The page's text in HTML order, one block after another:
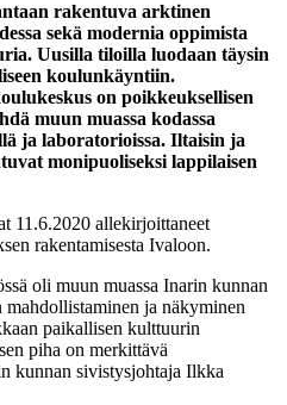
rakentuva arktinen
sekä modernia oppimista
Uusilla tiloilla luodaan täysin
koulunkäyntiin.
on poikkeuksellisen
muun muassa kodassa
ja laboratorioissa. Iltaisin ja
monipuoliseksi lappilaisen
11.6.2020 allekirjoittaneet
rakentamisesta Ivaloon.
oli muun muassa Inarin kunnan
ja näkyminen
paikallisen kulttuurin
piha on merkittävä
kunnan sivistysjohtaja Ilkka